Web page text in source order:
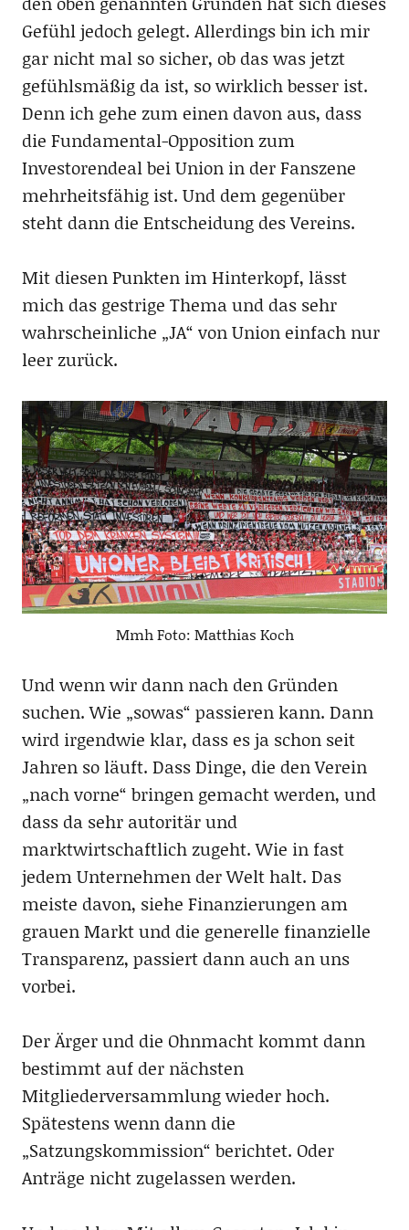
Gefühl jedoch gelegt. Allerdings bin ich mir
gar nicht mal so sicher, ob das was jetzt
gefühlsmäßig da ist, so wirklich besser ist.
Denn ich gehe zum einen davon aus, dass
die Fundamental-Opposition zum
Investorendeal bei Union in der Fanszene
mehrheitsfähig ist. Und dem gegenüber
steht dann die Entscheidung des Vereins.
Mit diesen Punkten im Hinterkopf, lässt
mich das gestrige Thema und das sehr
wahrscheinliche „JA“ von Union einfach nur
leer zurück.
Mmh Foto: Matthias Koch
Und wenn wir dann nach den Gründen
suchen. Wie „sowas“ passieren kann. Dann
wird irgendwie klar, dass es ja schon seit
Jahren so läuft. Dass Dinge, die den Verein
„nach vorne“ bringen gemacht werden, und
dass da sehr autoritär und
marktwirtschaftlich zugeht. Wie in fast
jedem Unternehmen der Welt halt. Das
meiste davon, siehe Finanzierungen am
grauen Markt und die generelle finanzielle
Transparenz, passiert dann auch an uns
vorbei.
Der Ärger und die Ohnmacht kommt dann
bestimmt auf der nächsten
Mitgliederversammlung wieder hoch.
Spätestens wenn dann die
„Satzungskommission“ berichtet. Oder
Anträge nicht zugelassen werden.